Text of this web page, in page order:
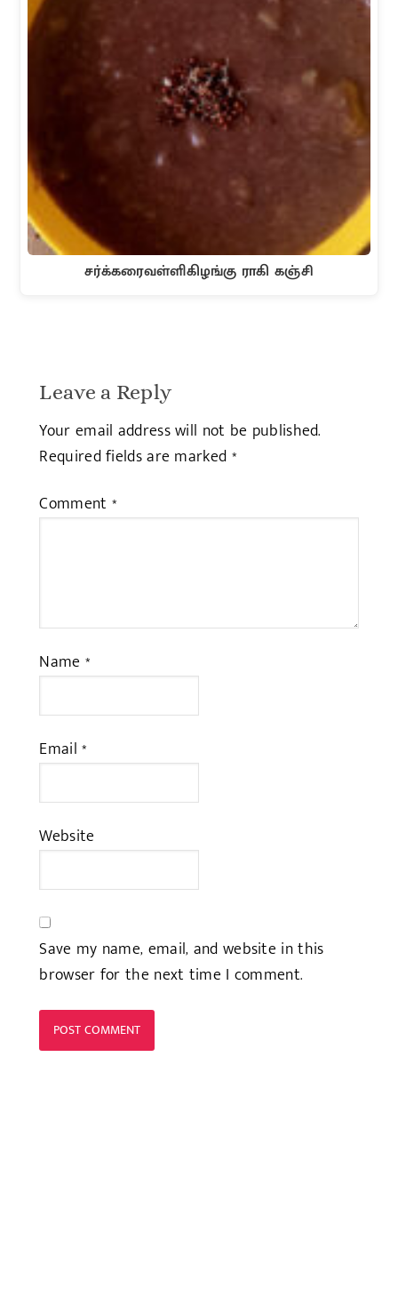
சர்க்கரைவள்ளிகிழங்கு ராகி கஞ்சி
Leave a Reply
Your email address will not be published.
Required fields are marked *
Comment *
Name *
Email*
Website
Save my name, email, and website in this
browser for the next time I comment.